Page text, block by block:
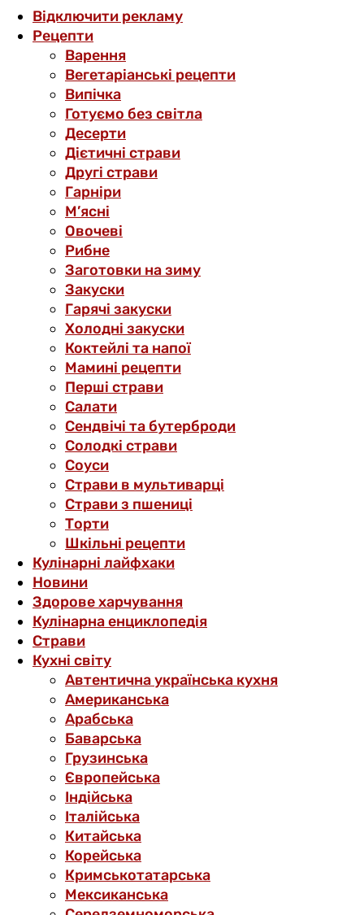
Відключити рекламу
Рецепти
Варення
Вегетаріанські рецепти
Випічка
Готуємо без світла
Десерти
Дієтичні страви
Другі страви
Гарніри
М’ясні
Овочеві
Рибне
Заготовки на зиму
Закуски
Гарячі закуски
Холодні закуски
Коктейлі та напої
Мамині рецепти
Перші страви
Салати
Сендвічі та бутерброди
Солодкі страви
Соуси
Страви в мультиварці
Страви з пшениці
Торти
Шкільні рецепти
Кулінарні лайфхаки
Новини
Здорове харчування
Кулінарна енциклопедія
Страви
Кухні світу
Автентична українська кухня
Американська
Арабська
Баварська
Грузинська
Європейська
Індійська
Італійська
Китайська
Корейська
Кримськотатарська
Мексиканська